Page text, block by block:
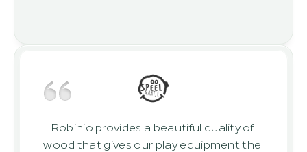
Robinio provides a beautiful quality of
wood that gives our play equipment the